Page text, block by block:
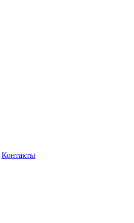
Контакты